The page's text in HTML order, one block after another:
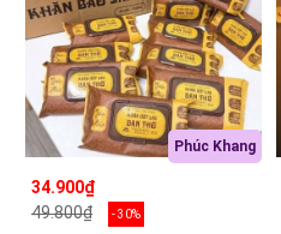
Phúc Khang
34.900₫
49.800₫
- 30%